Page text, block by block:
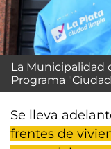
La Municipalidad
Programa
Se lleva
frentes de